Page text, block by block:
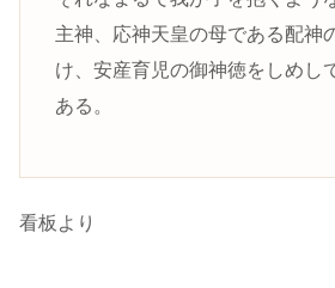
主神、応神天皇の母である配神
け、安産育児の御神徳をしめし
ある。
看板より